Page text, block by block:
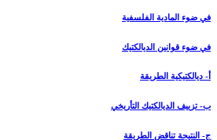
في ضوء المادية الفلسفية
في ضوء قوانين الديالكتيك
أ- ديالكتيكية الطريقة
ب- تزييف الديالكتيك التأريخي
ج- النتيجة تناقض الطريقة